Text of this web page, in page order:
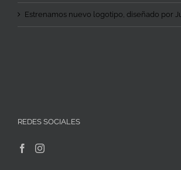
Estrenamos nuevo logotipo, diseñado por
REDES SOCIALES